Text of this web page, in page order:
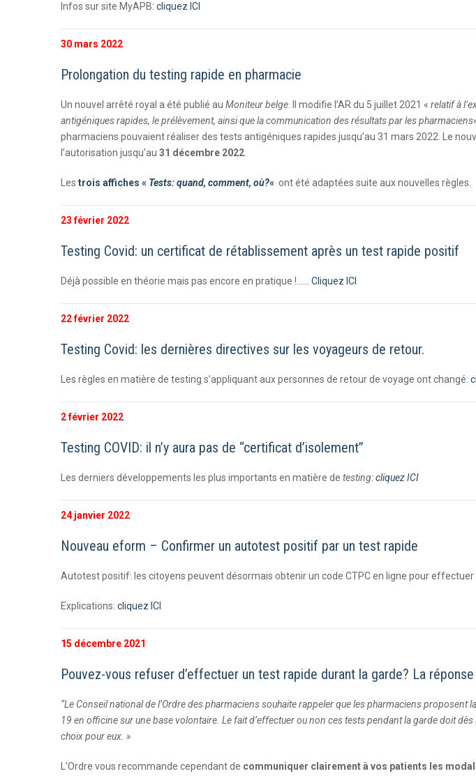
Infos sur site MyAPB: cliquez ICI
30 mars 2022
Prolongation du testing rapide en pharmacie
Un nouvel arrêté royal a été publié au Moniteurbelge . Il modifie l’AR du 5 juillet 2021 « relatif à
antigéniques rapides, le prélèvement, ainsi que la communication des résultats par les pharmaciens
pharmaciens pouvaient réaliser des tests antigéniques rapides jusqu’au 31 mars 2022. Le
l’autorisation jusqu’au 31 décembre 2022
Les trois affiches « Tests: quand, comment, où?« ont été adaptées suite aux nouvelles règles. ​
23 février 2022
Testing Covid: un certificat de rétablissement après un test rapide positif
Déjà possible en théorie mais pas encore en pratique !…… Cliquez ICI
22 février 2022
Testing Covid: les dernières directives sur les voyageurs de retour.
Les règles en matière de testing s’appliquant aux personnes de retour de voyage ont changé:
2 février 2022
Testing COVID: il n’y aura pas de “certificat d’isolement”
Les derniers développements les plus importants en matière de testing:cliquez ICI
24 janvier 2022
Nouveau eform – Confirmer un autotest positif par un test rapide
Autotest positif: les citoyens peuvent désormais obtenir un code CTPC en ligne pour
Explications: cliquez ICI
15 décembre 2021
Pouvez-vous refuser d’effectuer un test rapide durant la garde? La
“Le Conseil national de l’Ordre des pharmaciens souhaite rappeler que les pharmaciens proposent
19 en officine sur une base volontaire. Le fait d’effectuer ou non ces tests pendant la garde doit
choix pour eux. »
L’Ordre vous recommande cependant de communiquer clairement à vos patients les